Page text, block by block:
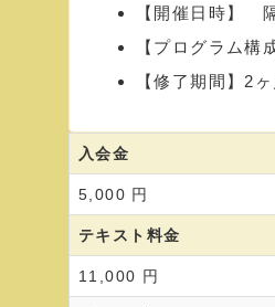
【開催日時】
【プログラム
【修了期間】2
入会金
5,000 円
テキスト料金
11,000 円